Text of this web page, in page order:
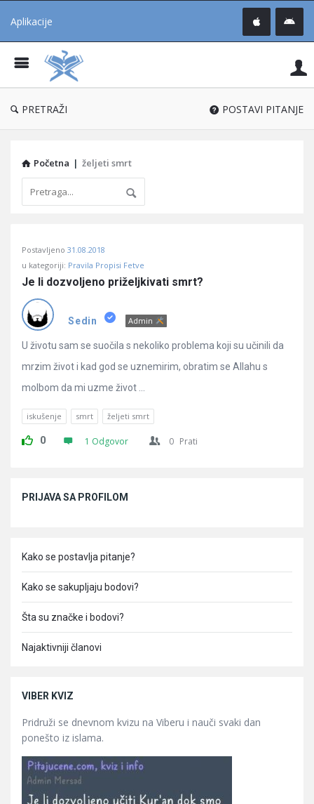
Aplikacije
®
PRETRAŽI POSTAVI PITANJE
Početna | željeti smrt
Učene
Latest
Pitanja
Postavljeno 31.08.2018
u kategoriji: Pravila Propisi Fetve
Je li dozvoljeno priželjkivati smrt?
Sedin Admin
U životu sam se suočila s nekoliko problema koji su učinili da
mrzim život i kad god se uznemirim, obratim se Allahu s
molbom da mi uzme život ...
iskušenje smrt željeti smrt
0 1 Odgovor 0 Prati
PRIJAVA SA PROFILOM
Kako se postavlja pitanje?
Kako se sakupljaju bodovi?
Šta su značke i bodovi?
Najaktivniji članovi
VIBER KVIZ
Pridruži se dnevnom kvizu na Viberu i nauči svaki dan
ponešto iz islama.